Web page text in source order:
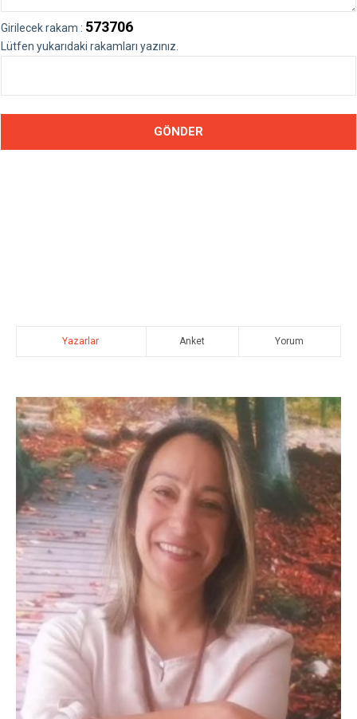
Girilecek rakam : 573706
Lütfen yukarıdaki rakamları yazınız.
Yazarlar Anket Yorum